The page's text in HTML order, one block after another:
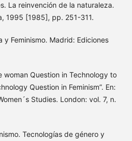
La reinvención de la naturaleza.
1995 [1985], pp. 251-311.
y Feminismo. Madrid: Ediciones
woman Question in Technology to
Question in Feminism”. En:
Studies. London: vol. 7, n.
Tecnologías de género y